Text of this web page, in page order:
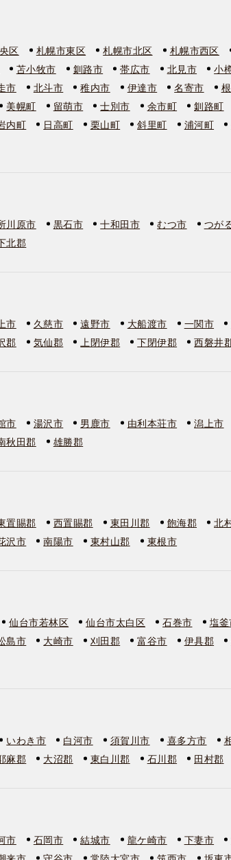
区 札幌市東区 札幌市北区 札幌市西区
苫小牧市 釧路市 帯広市 北見市 小
市 北斗市 稚内市 伊達市 名寄市
美幌町 留萌市 士別市 余市町 釧路町
内町 日高町 栗山町 斜里町 浦河町
川原市 黒石市 十和田市 むつ市 つが
北郡
市 久慈市 遠野市 大船渡市 一関市
郡 気仙郡 上閉伊郡 下閉伊郡 西磐井
市 湯沢市 男鹿市 由利本荘市 潟上市
秋田郡 雄勝郡
置賜郡 西置賜郡 東田川郡 飽海郡 北
沢市 南陽市 東村山郡 東根市
仙台市若林区 仙台市太白区 石巻市 塩
島市 大崎市 刈田郡 富谷市 伊具郡
いわき市 白河市 須賀川市 喜多方市
麻郡 大沼郡 東白川郡 石川郡 田村郡
市 石岡市 結城市 龍ケ崎市 下妻市